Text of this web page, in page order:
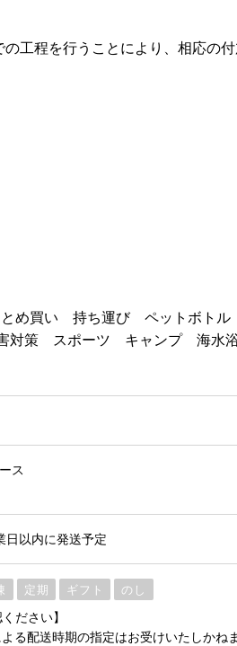
工程を行うことにより、相応の
買い 持ち運び ペットボトル
対策 スポーツ キャンプ 海
ス
日以内に発送予定
定期 ギフト のし
ださい】
る配送時期の指定はお受けいたしかねま